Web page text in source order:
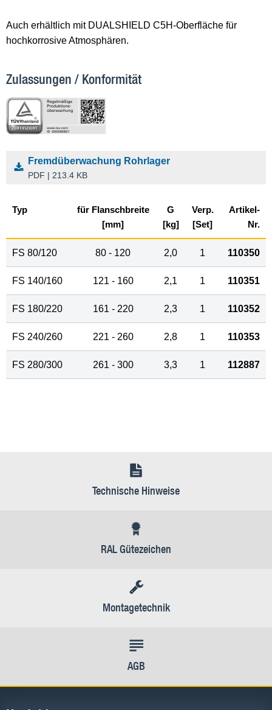
Auch erhältlich mit DUALSHIELD C5H-Oberfläche für
hochkorrosive Atmosphären.
Zulassungen / Konformität
Fremdüberwachung Rohrlager
PDF | 213.4 KB
Typ
für Flanschbreite
[mm]
G
[kg]
Verp.
[Set]
Artikel-
Nr.
FS 80/120 80 - 120 2,0 1 110350
FS 140/160 121 - 160 2,1 1 110351
FS 180/220 161 - 220 2,3 1 110352
FS 240/260 221 - 260 2,8 1 110353
FS 280/300 261 - 300 3,3 1 112887
Technische Hinweise
RAL Gütezeichen
Montagetechnik
AGB